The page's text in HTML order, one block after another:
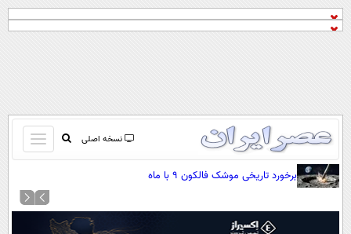
نسخه اصلی
باز
و
کردن
صفحه اولبرخورد تاریخی موشک فالکون ۹ با ماه